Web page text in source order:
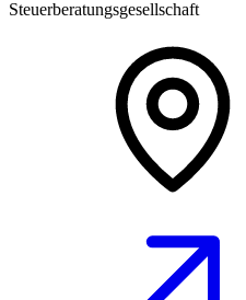
Steuerberatungsgesellschaft